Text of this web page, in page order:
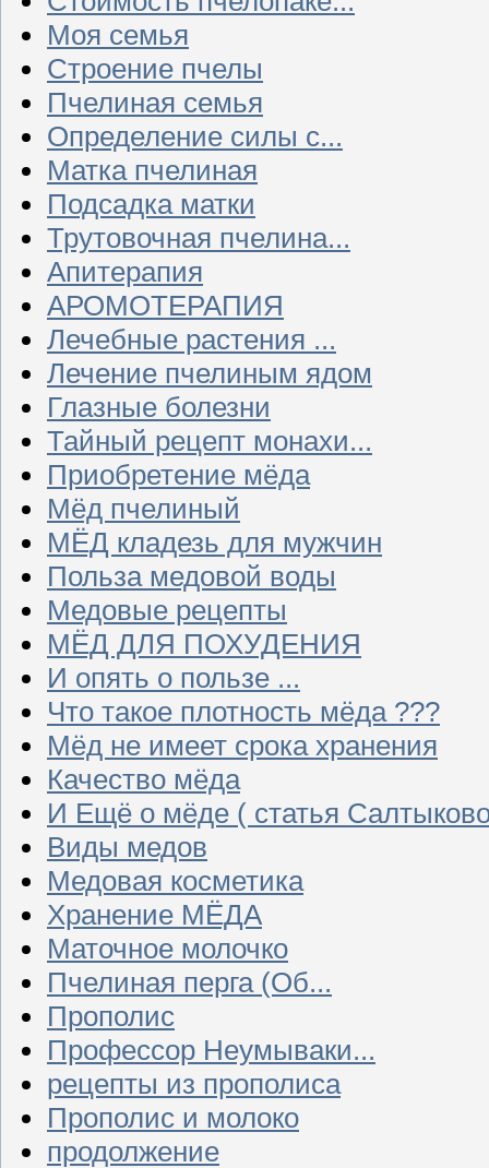
Моя семья
Строение пчелы
Пчелиная семья
Определение силы с...
Матка пчелиная
Подсадка матки
Трутовочная пчелина...
Апитерапия
АРОМОТЕРАПИЯ
Лечебные растения ...
Лечение пчелиным ядом
Глазные болезни
Тайный рецепт монахи...
Приобретение мёда
Мёд пчелиный
МЁД кладезь для мужчин
Польза медовой воды
Медовые рецепты
МЁД ДЛЯ ПОХУДЕНИЯ
И опять о пользе ...
Что такое плотность мёда ???
Мёд не имеет срока хранения
Качество мёда
И Ещё о мёде ( статья
Виды медов
Медовая косметика
Хранение МЁДА
Маточное молочко
Пчелиная перга (Об...
Прополис
Профессор Неумываки...
рецепты из прополиса
Прополис и молоко
продолжение